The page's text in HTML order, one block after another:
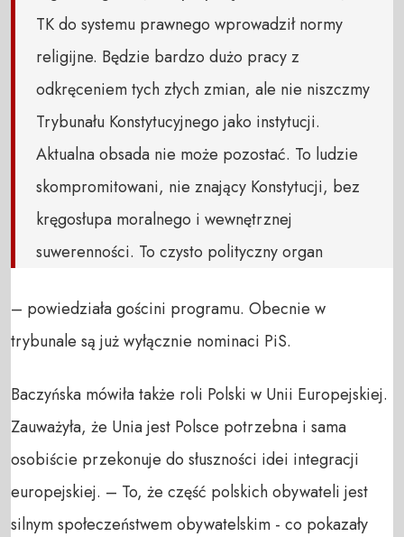
TK do systemu prawnego wprowadził normy
religijne. Będzie bardzo dużo pracy z
odkręceniem tych złych zmian, ale nie niszczmy
Trybunału Konstytucyjnego jako instytucji.
Aktualna obsada nie może pozostać. To ludzie
skompromitowani, nie znający Konstytucji, bez
kręgosłupa moralnego i wewnętrznej
suwerenności. To czysto polityczny organ
– powiedziała gościni programu. Obecnie w
trybunale są już wyłącznie nominaci PiS.
Baczyńska mówiła także roli Polski w Unii Europejskiej.
Zauważyła, że Unia jest Polsce potrzebna i sama
osobiście przekonuje do słuszności idei integracji
europejskiej. – To, że część polskich obywateli jest
silnym społeczeństwem obywatelskim - co pokazały